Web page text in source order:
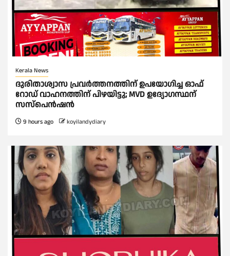
Kerala News
ദുരിതാശ്വാസ പ്രവർത്തനത്തിന് ഉപയോഗിച്ച ഓഫ്
റോഡ് വാഹനത്തിന് പിഴയിട്ടു; MVD ഉദ്യോഗസ്ഥന്
സസ്പെൻഷൻ
9 hours ago koyilandydiary